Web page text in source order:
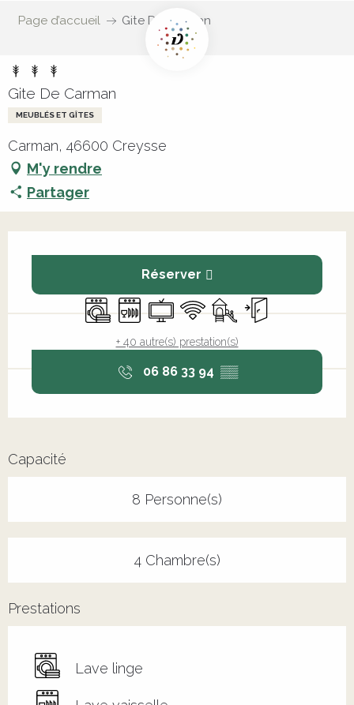
Page d’accueil Gite De Carman
Gite De Carman
MEUBLÉS ET GÎTES
Carman, 46600 Creysse
M'y rendre
Partager
Réserver
Lave lingeLave vaisselle
Télévision
WiFi Jeux pour enfants /
Entrée
+ 40 autre(s) prestation(s)
06 86 33 94 ▒▒
Capacité
8 Personne(s)
4 Chambre(s)
Prestations
Lave linge